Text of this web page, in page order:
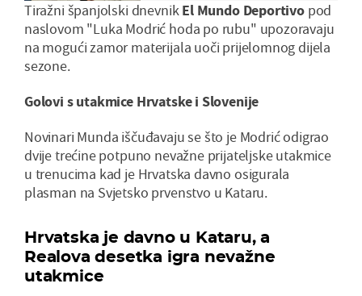
Tiražni španjolski dnevnikEl Mundo Deportivopod
naslovom "Luka Modrić hoda po rubu" upozoravaju
na mogući zamor materijala uoči prijelomnog dijela
sezone.
Golovi s utakmice Hrvatske i Slovenije
Novinari Munda iščuđavaju se što je Modrić odigrao
dvije trećine potpuno nevažne prijateljske utakmice
u trenucima kad je Hrvatska davno osigurala
plasman na Svjetsko prvenstvo u Kataru.
Hrvatska je davno u Kataru, a
Realova desetka igra nevažne
utakmice